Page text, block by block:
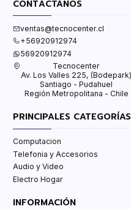
CONTÁCTANOS
ventas@tecnocenter.cl
+56920912974
56920912974
Tecnocenter
Av. Los Valles 225, (Bodepark)
Santiago - Pudahuel
Región Metropolitana - Chile
PRINCIPALES CATEGORÍAS
Computacion
Telefonia y Accesorios
Audio y Video
Electro Hogar
INFORMACIÓN